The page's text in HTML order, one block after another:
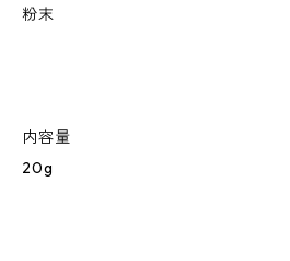
粉末
内容量
20g